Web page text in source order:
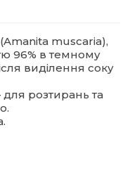
muscaria),
96% в темному
виділення соку
розтирань та